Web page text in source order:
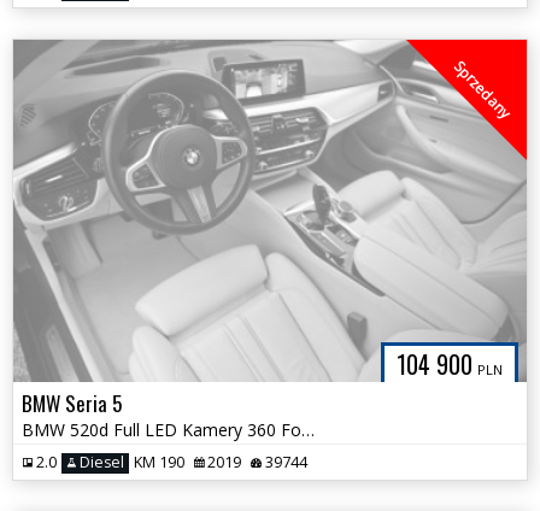
104 900 PLN
Sprzedany
BMW Seria 5
BMW 520d Full LED Kamery 360 Fotele Komfort ASO Bezwypadkowa 39tys km!
2.0 Diesel KM 190 2019 39744